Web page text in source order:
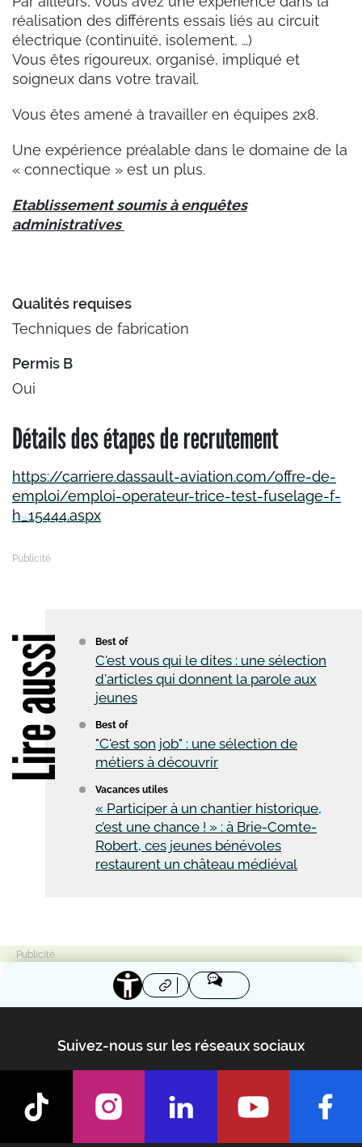
réalisation des différents essais liés au circuit
électrique (continuité, isolement, …)
Vous êtes rigoureux, organisé, impliqué et
soigneux dans votre travail.
Vous êtes amené à travailler en équipes 2x8.
Une expérience préalable dans le domaine de la
« connectique » est un plus.
Etablissement soumis à enquêtes
administratives
Qualités requises
Techniques de fabrication
Permis B
Oui
Détails des étapes de recrutement
https://carriere.dassault-aviation.com/offre-de-
emploi/emploi-operateur-trice-test-fuselage-f-
h_15444.aspx
Best of
C'est vous qui le dites : une sélection
d'articles qui donnent la parole aux
jeunes
Best of
"C'est son job" : une sélection de
métiers à découvrir
Vacances utiles
« Participer à un chantier historique,
c’est une chance ! » : à Brie-Comte-
Robert, ces jeunes bénévoles
restaurent un château médiéval
Suivez-nous sur les réseaux sociaux